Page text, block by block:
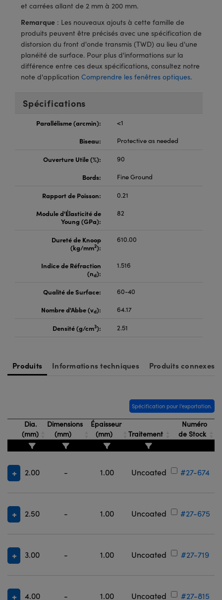
: Microscopie
: Caméras
Gratings™
Optiques de SCHOTT
et carrées allant de 2 mm à 200 mm.
Remarque : Les nouveaux ajouts à cette famille de
produits peuvent être précisés avec une spécification de
distorsion du front d'onde transmis (TWD) au lieu d'une
planéité de surface. Pour plus d'informations sur la
différence entre ces deux spécifications, consultez notre
note d'application Comprendre les fenêtres optiques.
Spécifications
Parallélisme (arcmin):
<1
Biseau:
Protective as needed
Ouverture Utile (%):
90
Bords:
Fine Ground
Rapport de Poisson:
0.21
Module d'Élasticité de
Young (GPa):
82
Dureté de Knoop
(kg/mm2):
610.00
Indice de Réfraction
(nd):
1.516
Qualité de Surface:
60-40
Nombre d'Abbe (vd): 64.17
Densité (g/cm3): 2.51
Produits Informations techniques Produits connexes
Spécification pour l'exportation.
Dia.
(mm)
Dimensions
(mm)
Épaisseur
(mm)
Traitement
Numéro
de Stock
2.00 - 1.00 Uncoated #27-674
2.50 - 1.00 Uncoated #27-675
3.00 - 1.00 Uncoated #27-719
4.00 - 1.00 Uncoated #27-815